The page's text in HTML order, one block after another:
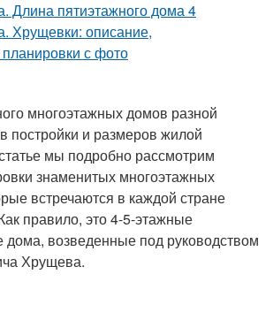
многоэтажных домов разной
постройки и размеров жилой
мы подробно рассмотрим
знаменитых многоэтажных
встречаются в каждой стране
правило, это 4-5-этажные
дома, возведенные под руководством
Хрущева.